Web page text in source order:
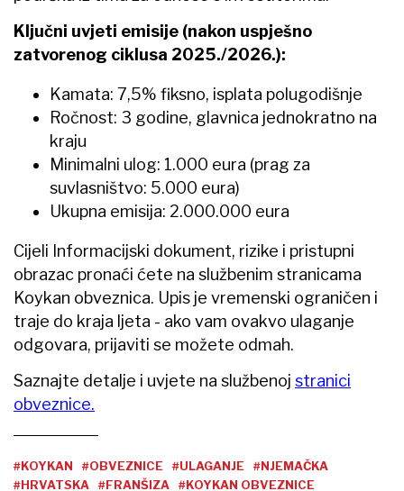
Ključni uvjeti emisije (nakon uspješno
zatvorenog ciklusa 2025./2026.):
Kamata: 7,5% fiksno, isplata polugodišnje
Ročnost: 3 godine, glavnica jednokratno na
kraju
Minimalni ulog: 1.000 eura (prag za
suvlasništvo: 5.000 eura)
Ukupna emisija: 2.000.000 eura
Cijeli Informacijski dokument, rizike i pristupni
obrazac pronaći ćete na službenim stranicama
Koykan obveznica. Upis je vremenski ograničen i
traje do kraja ljeta - ako vam ovakvo ulaganje
odgovara, prijaviti se možete odmah.
Saznajte detalje i uvjete na službenoj stranici
obveznice.
#KOYKAN #OBVEZNICE #ULAGANJE
#NJEMAČKA
#HRVATSKA
#FRANŠIZA #KOYKAN OBVEZNICE